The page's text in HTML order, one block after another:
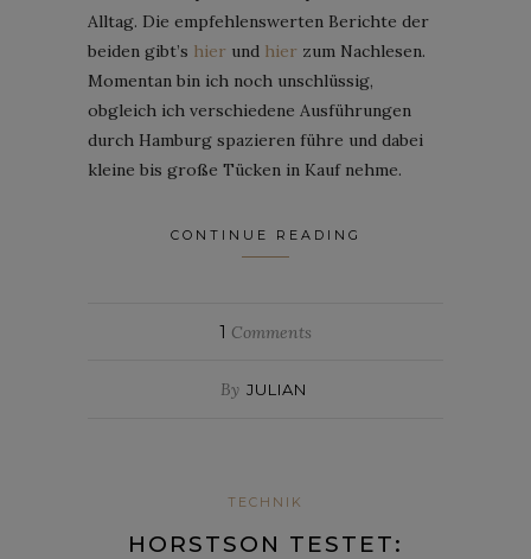
Alltag. Die empfehlenswerten Berichte der
beiden gibt’s hier und hier zum Nachlesen.
Momentan bin ich noch unschlüssig,
obgleich ich verschiedene Ausführungen
durch Hamburg spazieren führe und dabei
kleine bis große Tücken in Kauf nehme.
CONTINUE READING
1 Comments
By JULIAN
TECHNIK
HORSTSON TESTET: